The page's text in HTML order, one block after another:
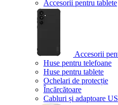
Accesorii pentru tablete
Accesorii
Huse pentru telefoane
Huse pentru tablete
Ochelari de protecție
Încărcătoare
Cabluri și adaptoare